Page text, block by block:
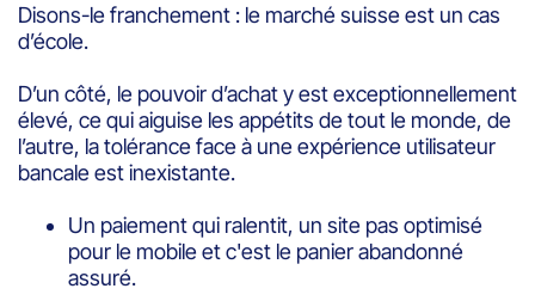
Disons-le franchement : le marché suisse est un cas
d’école.
D’un côté, le pouvoir d’achat y est exceptionnellement
élevé, ce qui aiguise les appétits de tout le monde, de
l’autre, la tolérance face à une expérience utilisateur
bancale est inexistante.
Un paiement qui ralentit, un site pas optimisé
pour le mobile et c'est le panier abandonné
assuré.